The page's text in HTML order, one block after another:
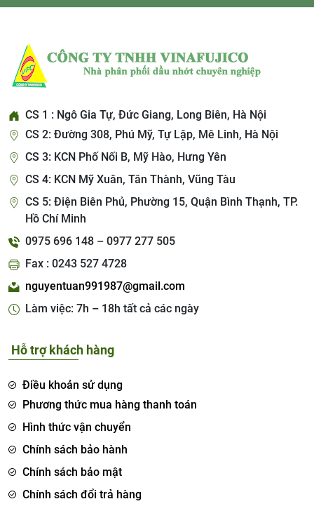
CS 1 : Ngô Gia Tự, Đức Giang, Long Biên, Hà Nội
CS 2: Đường 308, Phú Mỹ, Tự Lập, Mê Linh, Hà Nội
CS 3: KCN Phố Nối B, Mỹ Hào, Hưng Yên
CS 4: KCN Mỹ Xuân, Tân Thành, Vũng Tàu
CS 5: Điện Biên Phủ, Phường 15, Quận Bình Thạnh, TP.
Hồ Chí Minh
0975 696 148 – 0977 277 505
Fax : 0243 527 4728
nguyentuan991987@gmail.com
Làm việc: 7h – 18h tất cả các ngày
Hỗ trợ khách hàng
Điều khoản sử dụng
Phương thức mua hàng thanh toán
Hình thức vận chuyển
Chính sách bảo hành
Chính sách bảo mật
Chính sách đổi trả hàng